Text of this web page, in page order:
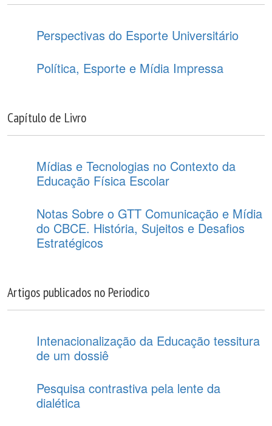
Perspectivas do Esporte Universitário
Política, Esporte e Mídia Impressa
Capítulo de Livro
Mídias e Tecnologias no Contexto da
Educação Física Escolar
Notas Sobre o GTT Comunicação e Mídia
do CBCE. História, Sujeitos e Desafios
Estratégicos
Artigos publicados no Periodico
Intenacionalização da Educação tessitura
de um dossiê
Pesquisa contrastiva pela lente da
dialética